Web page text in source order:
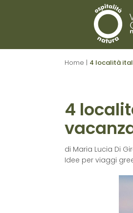
Home | 4 località
4
di Maria Lucia Di
Idee per viaggi